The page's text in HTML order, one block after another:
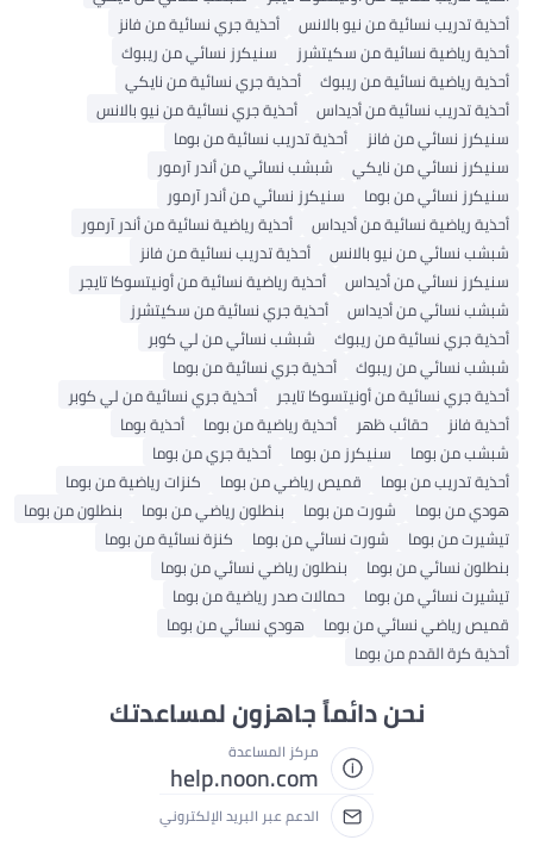
أحذية تدريب نسائية من نيو بالانس
أحذية جري نسائية من فانز
أحذية رياضية نسائية من سكيتشرز
سنيكرز نسائي من ريبوك
أحذية رياضية نسائية من ريبوك
أحذية جري نسائية من نايكي
أحذية تدريب نسائية من أديداس
أحذية جري نسائية من نيو بالانس
سنيكرز نسائي من فانز
أحذية تدريب نسائية من بوما
سنيكرز نسائي من نايكي
شبشب نسائي من أندر آرمور
سنيكرز نسائي من بوما
سنيكرز نسائي من أندر آرمور
أحذية رياضية نسائية من أديداس
أحذية رياضية نسائية من أندر آرمور
شبشب نسائي من نيو بالانس
أحذية تدريب نسائية من فانز
سنيكرز نسائي من أديداس
أحذية رياضية نسائية من أونيتسوكا تايجر
شبشب نسائي من أديداس
أحذية جري نسائية من سكيتشرز
أحذية جري نسائية من ريبوك
شبشب نسائي من لي كوبر
شبشب نسائي من ريبوك
أحذية جري نسائية من بوما
أحذية جري نسائية من أونيتسوكا تايجر
أحذية جري نسائية من لي كوبر
أحذية فانز
حقائب ظهر أحذية رياضية من بوما
أحذية بوما
شبشب من بوما
سنيكرز من بوما
أحذية جري من بوما
أحذية تدريب من بوما
قميص رياضي من بوما
كنزات رياضية من بوما
هودي من بوما
شورت من بوما بنطلون رياضي من بوما
بنطلون من بوما
تيشيرت من بوما
شورت نسائي من بوما
كنزة نسائية من بوما
بنطلون نسائي من بوما
بنطلون رياضي نسائي من بوما
تيشيرت نسائي من بوما
حمالات صدر رياضية من بوما
قميص رياضي نسائي من بوما
هودي نسائي من بوما
أحذية كرة القدم من بوما
نحن دائماً جاهزون لمساعدتك
مركز المساعدة
help.noon.com
الدعم عبر البريد الإلكتروني